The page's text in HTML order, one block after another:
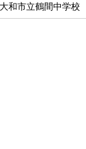
大和市立鶴間中学校